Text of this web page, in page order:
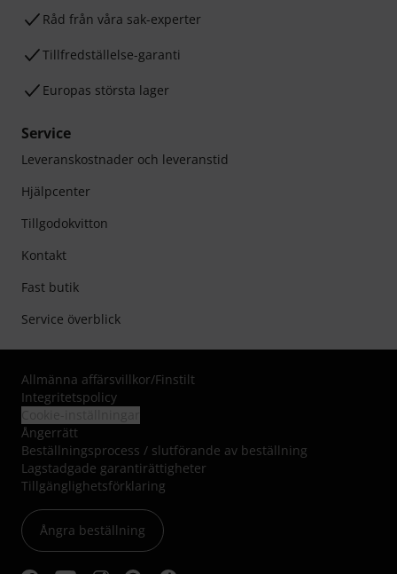
Råd från våra sak-experter
Tillfredställelse-garanti
Europas största lager
Service
Leveranskostnader och leveranstid
Hjälpcenter
Tillgodokvitton
Kontakt
Fast butik
Service överblick
Allmänna affärsvillkor/Finstilt
Integritetspolicy
Ångerrätt
Beställningsprocess / slutförande av beställning
Lagstadgade garantirättigheter
Tillgänglighetsförklaring
Ångra beställning